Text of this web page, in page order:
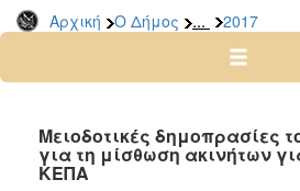
Αρχική Ο Δήμος ... 2017
Αρχείο
2025
2023
Μειοδοτικές δημοπρασίες
για τη μίσθωση ακινήτων
ΚΕΠΑ